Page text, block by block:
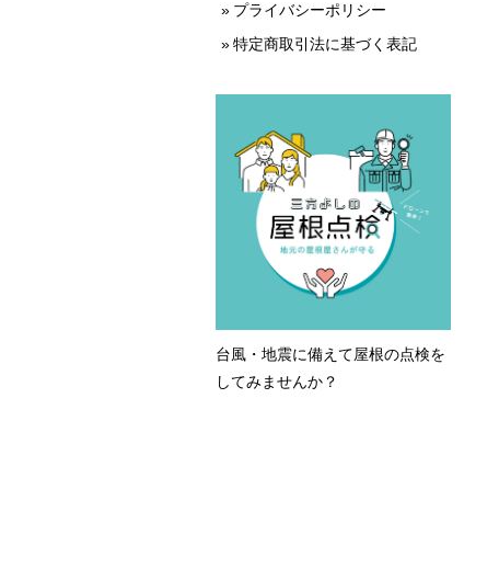
プライバシーポリシー
特定商取引法に基づく表記
台風・地震に備えて屋根の点検を
してみませんか？